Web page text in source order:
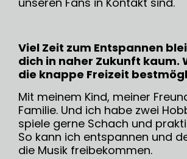
Viel Zeit zum Entspannen
dich in naher Zukunft kaum.
die knappe Freizeit
Mit meinem Kind, meiner
Familie. Und ich habe zwei
spiele gerne Schach und
So kann ich entspannen und
die Musik freibekommen.